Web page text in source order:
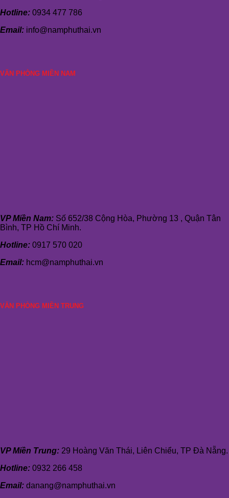
Hotline: 0934 477 786
Email: info@namphuthai.vn
VĂN PHÒNG MIỀN NAM
VP Miền Nam: Số 652/38 Cộng Hòa, Phường 13 , Quận Tân
Bình, TP Hồ Chí Minh.
Hotline: 0917 570 020
Email: hcm@namphuthai.vn
VĂN PHÒNG MIỀN TRUNG
VP Miền Trung: 29 Hoàng Văn Thái, Liên Chiểu, TP Đà Nẵng.
Hotline: 0932 266 458
Email: danang@namphuthai.vn